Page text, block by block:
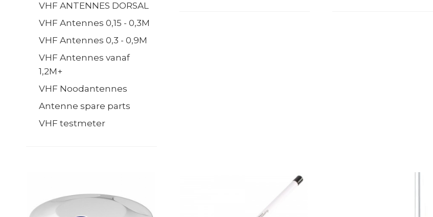
VHF ANTENNES DORSAL
VHF Antennes 0,15 - 0,3M
VHF Antennes 0,3 - 0,9M
VHF Antennes vanaf
1,2M+
VHF Noodantennes
Antenne spare parts
VHF testmeter